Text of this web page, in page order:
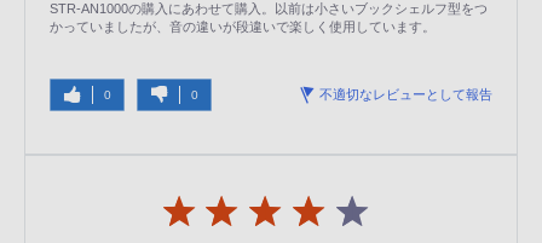
STR-AN1000の購入にあわせて購入。以前は小さいブックシェルフ型をつ
かっていましたが、音の違いが段違いで楽しく使用しています。
0 0 不適切なレビューとして報告